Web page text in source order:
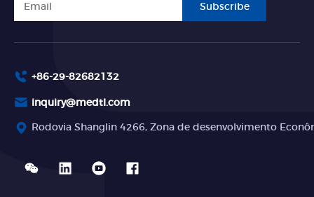
Subscribe
+86-29-82682132
inquiry@medtl.com
Rodovia Shanglin 4266, Zona de desenvolvimento